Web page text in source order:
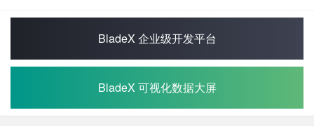
BladeX 企业级开发平台
BladeX 可视化数据大屏